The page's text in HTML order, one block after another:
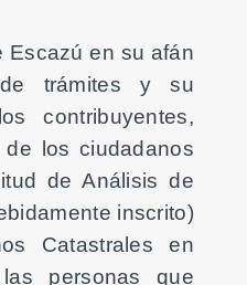
Escazú en su afán
trámites y su
contribuyentes,
los ciudadanos
deAnálisis de
inscrito)
Catastrales en
personas que